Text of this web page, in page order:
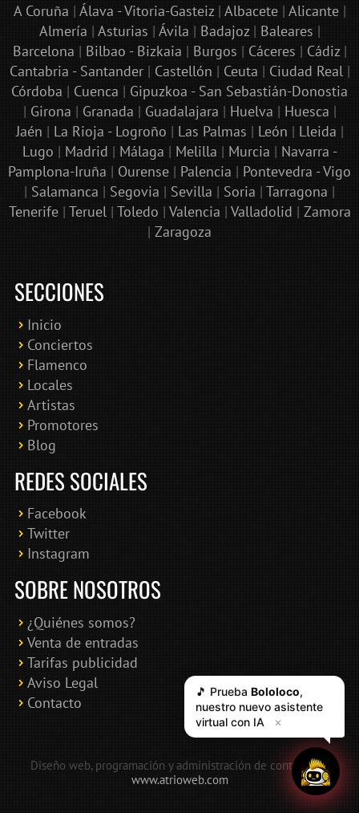
A Coruña | Álava - Vitoria-Gasteiz| Albacete| Alicante|
Almería | Asturias | Ávila | Badajoz| Baleares |
Barcelona | Bilbao - Bizkaia | Burgos | Cáceres | Cádiz|
Cantabria - Santander| Castellón | Ceuta | Ciudad Real|
Córdoba | Cuenca | Gipuzkoa - San Sebastián-Donostia
| Girona | Granada | Guadalajara | Huelva | Huesca |
Jaén | La Rioja - Logroño | Las Palmas | León | Lleida |
Lugo | Madrid | Málaga | Melilla | Murcia | Navarra -
Pamplona-Iruña | Ourense | Palencia | Pontevedra - Vigo
| Salamanca | Segovia | Sevilla | Soria | Tarragona |
Tenerife| Teruel| Toledo | Valencia | Valladolid | Zamora
| Zaragoza
SECCIONES
Inicio
Conciertos
Flamenco
Locales
Artistas
Promotores
Blog
REDES SOCIALES
Facebook
Twitter
Instagram
SOBRE NOSOTROS
¿Quiénes somos?
Venta de entradas
Tarifas publicidad
Aviso Legal
Contacto
Diseño web, programación y administración de contenidos:
www.atrioweb.com
🎵 Prueba Bololoco,
nuestro nuevo asistente
virtual con IA
✕